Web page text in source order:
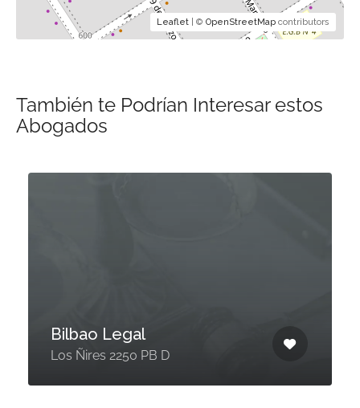
Leaflet | © OpenStreetMap contributors
También te Podrían Interesar estos
Abogados
Bilbao Legal
Los Ñires 2250 PB D